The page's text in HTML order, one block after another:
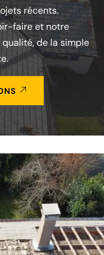
récents.
faire et notre
de la simple